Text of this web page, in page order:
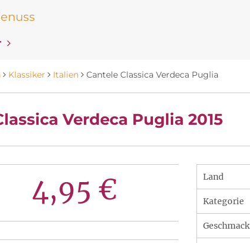
Klassiker Italien Cantele Classica Verdeca Puglia
Verdeca Puglia 2015
4,95 € Land
Kategorie
Geschmack